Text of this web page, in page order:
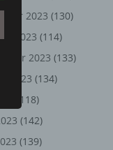
2023 (130)
2023 (114)
2023 (133)
2023 (134)
(118)
(142)
(139)